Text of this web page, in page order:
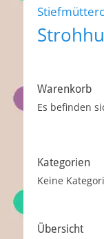
Warenkorb
Es befinden
Kategorien
Keine
Übersicht